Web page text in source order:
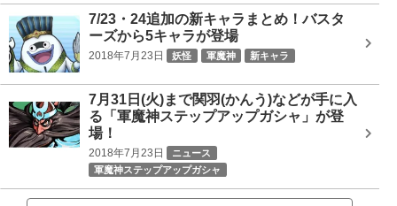
7/23・24追加の新キャラまとめ！バスタ
ーズから5キャラが登場
2018年7月23日 妖怪 軍魔神 新キャラ
7月31日(火)まで関羽(かんう)などが手に入
る「軍魔神ステップアップガシャ」が登
場！
2018年7月23日
ニュース
軍魔神ステップアップガシャ